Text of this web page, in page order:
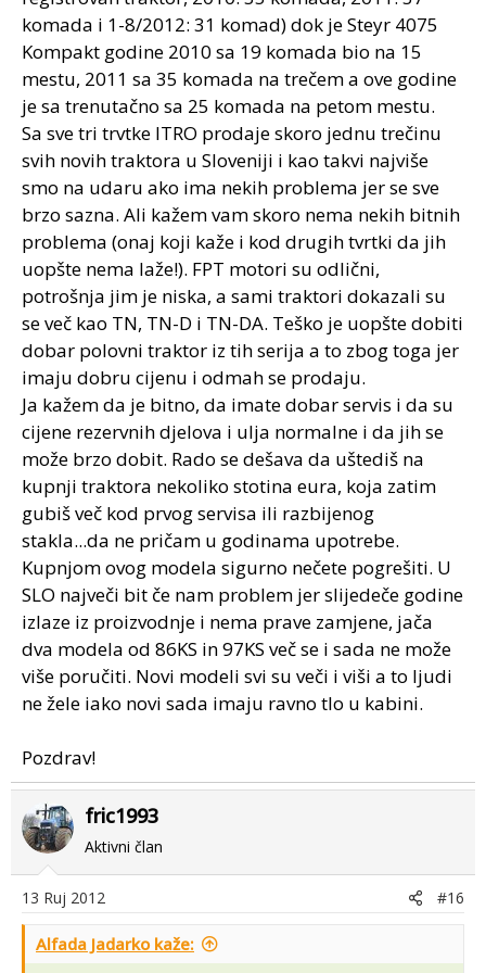
komada i 1-8/2012: 31 komad) dok je Steyr 4075
Kompakt godine 2010 sa 19 komada bio na 15
mestu, 2011 sa 35 komada na trečem a ove godine
je sa trenutačno sa 25 komada na petom mestu.
Sa sve tri trvtke ITRO prodaje skoro jednu trečinu
svih novih traktora u Sloveniji i kao takvi najviše
smo na udaru ako ima nekih problema jer se sve
brzo sazna. Ali kažem vam skoro nema nekih bitnih
problema (onaj koji kaže i kod drugih tvrtki da jih
uopšte nema laže!). FPT motori su odlični,
potrošnja jim je niska, a sami traktori dokazali su
se več kao TN, TN-D i TN-DA. Teško je uopšte dobiti
dobar polovni traktor iz tih serija a to zbog toga jer
imaju dobru cijenu i odmah se prodaju.
Ja kažem da je bitno, da imate dobar servis i da su
cijene rezervnih djelova i ulja normalne i da jih se
može brzo dobit. Rado se dešava da uštediš na
kupnji traktora nekoliko stotina eura, koja zatim
gubiš več kod prvog servisa ili razbijenog
stakla...da ne pričam u godinama upotrebe.
Kupnjom ovog modela sigurno nečete pogrešiti. U
SLO največi bit če nam problem jer slijedeče godine
izlaze iz proizvodnje i nema prave zamjene, jača
dva modela od 86KS in 97KS več se i sada ne može
više poručiti. Novi modeli svi su veči i viši a to ljudi
ne žele iako novi sada imaju ravno tlo u kabini.
Pozdrav!
fric1993
Aktivni član
13 Ruj 2012 #16
Alfada Jadarko kaže: